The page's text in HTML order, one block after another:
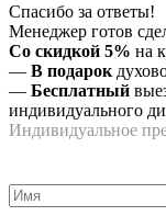
Спасибо за ответы!
Менеджер готов
Со скидкой 5% на
— В подарок
— Бесплатный
индивидуального
Индивидуальное